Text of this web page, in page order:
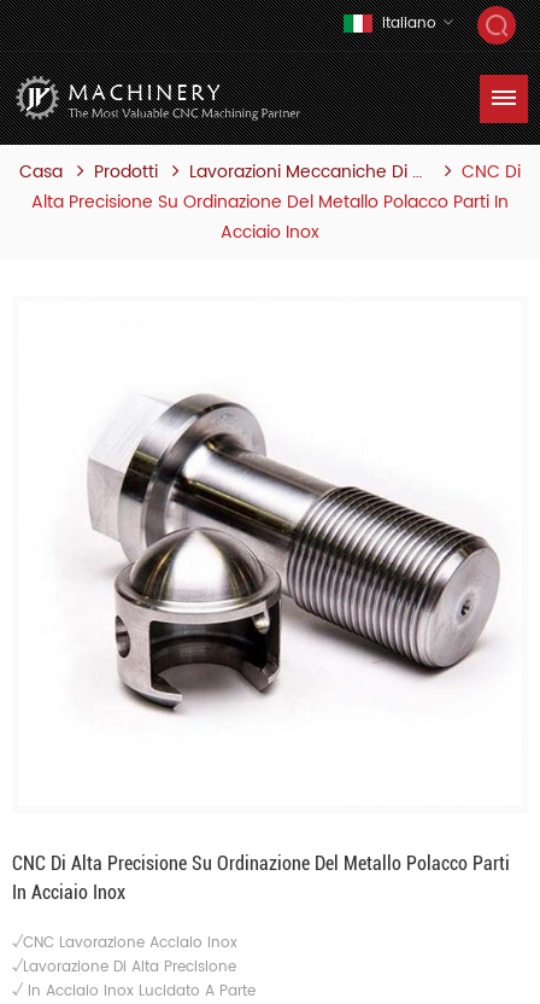
Italiano
Casa Prodotti Lavorazioni Meccaniche Di Precisione Cnc
CNC Di
Alta Precisione Su Ordinazione Del Metallo Polacco Parti In
Acciaio Inox
CNC Di Alta Precisione Su Ordinazione Del Metallo Polacco Parti
In Acciaio Inox
√CNC Lavorazione Acciaio Inox
√Lavorazione Di Alta Precisione
√ In Acciaio Inox Lucidato A Parte